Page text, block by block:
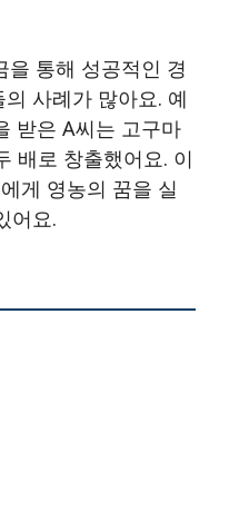
을 통해 성공적인 경
사례가 많아요. 예
받은 A씨는 고구마
배로 창출했어요. 이
게 영농의 꿈을 실
어요.